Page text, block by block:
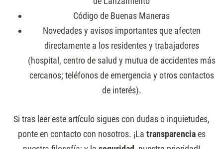
Código de Buenas Maneras
Novedades y avisos importantes que afecten
directamente a los residentes y trabajadores
(hospital, centro de salud y mutua de accidentes más
cercanos; teléfonos de emergencia y otros contactos
de interés).
Si tras leer este artículo sigues con dudas o inquietudes,
ponte en contacto con nosotros. ¡La transparenciaes